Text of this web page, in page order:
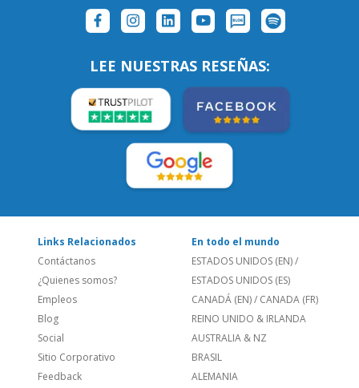
SÍGUENOS:
LEE NUESTRAS RESEÑAS:
Links Relacionados
Contáctanos
¿Quienes somos?
Empleos
Blog
Social
Sitio Corporativo
En todo el mundo
ESTADOS UNIDOS (EN)
ESTADOS UNIDOS (ES)
CANADÁ (EN)/CANADA (FR)
REINO UNIDO & IRLANDA
AUSTRALIA & NZ
BRASIL